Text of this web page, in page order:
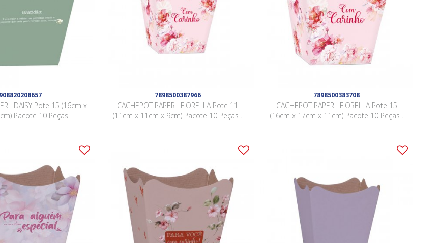
. DAISY Pote 15 (16cm x
Pacote 10 Peças .
7898500387966
CACHEPOT PAPER . FIORELLA Pote 11
(11cm x 11cm x 9cm) Pacote 10 Peças .
7898500383708
CACHEPOT PAPER . FIORELLA Pote 15
(16cm x 17cm x 11cm) Pacote 10 Peças .